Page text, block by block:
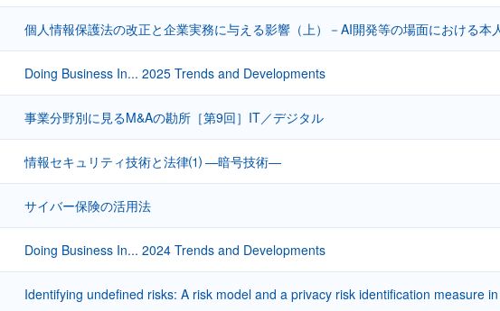
個人情報保護法の改正と企業実務に与える影響（上）－AI開発等の場面における
Doing Business In... 2025 Trends and Developments
事業分野別に見るM&Aの勘所［第9回］IT／デジタル
情報セキュリティ技術と法律⑴ ―暗号技術―
サイバー保険の活用法
Doing Business In... 2024 Trends and Developments
Identifying undefined risks: A risk model and a privacy risk identification measure